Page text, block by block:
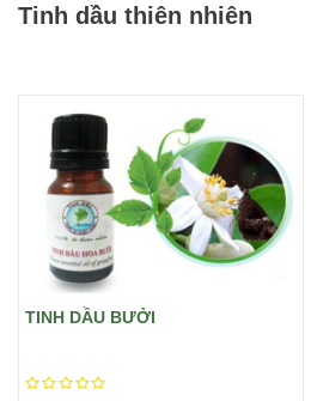
Tinh dầu thiên nhiên
TINH DẦU BƯỞI